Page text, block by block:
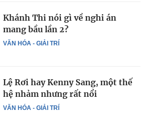
VĂN HÓA - GIẢI TRÍ
Khánh Thi nói gì về nghi án
mang bầu lần 2?
VĂN HÓA - GIẢI TRÍ
Lệ Rơi hay Kenny Sang, một thế
hệ nhảm nhưng rất nổi